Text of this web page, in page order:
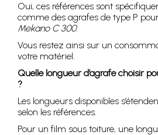
Oui, ces références sont
comme des agrafes de type P
Mekano C 300.
Vous restez ainsi sur un
votre matériel.
Quelle longueur d’agrafe choisir
?
Les longueurs disponibles
selon les références.
Pour un film sous toiture, une